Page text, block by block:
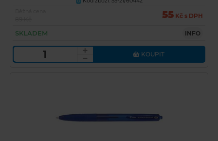
55 Kč s DPH
SKLADEM INFO
KOUPIT